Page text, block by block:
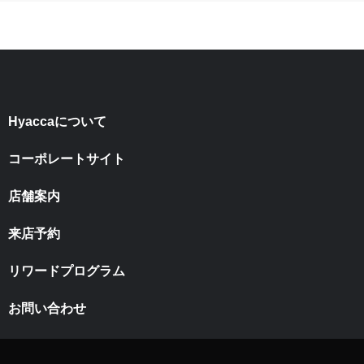
Hyaccaについて
コーポレートサイト
店舗案内
来店予約
リワードプログラム
お問い合わせ